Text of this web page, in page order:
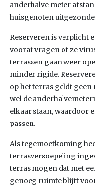
anderhalve meter
huisgenoten
Reserveren is verplicht
vooraf vragen of ze
terrassen gaan weer
minder rigide.
op het terras geldt
wel de
elkaar staan, waardoor
passen.
Als tegemoetkoming
terrasversoepeling
terras mogen dat met
genoeg ruimte blijft